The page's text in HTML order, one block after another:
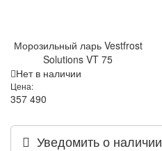
Морозильный ларь Vestfrost
Solutions VT 75
Нет в наличии
Цена:
357 490
Уведомить о наличии